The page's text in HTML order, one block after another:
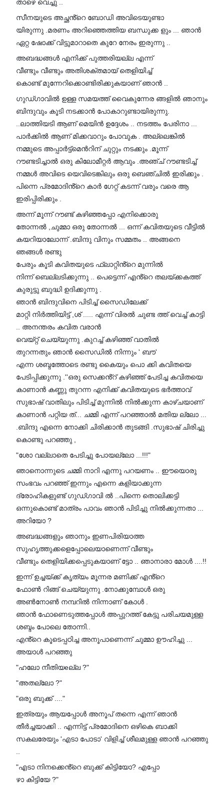
താഴെ വെച്ചു ..
സീനയുടെ അച്ഛൻ്റെ ബോഡി അവിടെയുണ്ടാ
യിരുന്നു .മരണം അറിഞ്ഞെത്തിയ ബന്ധുക്ക ളും ... ഞാൻ
ഏറ്റ ഷോക്ക് വിട്ടുമാറാതെ കുറേ നേരം ഇരുന്നു ..
അബദ്ധങ്ങൾ എനിക്ക് പുത്തരിയല്ല എന്ന്
വീണ്ടും വീണ്ടും അതിശക്തമായ് തെളിയിച്ച്
കൊണ്ട് മുന്നേറിക്കൊണ്ടിരിക്കുകയാണ് ഞാൻ ..
ഗുഡ്ഗാവിൽ ഉള്ള സമയത്ത് വൈകുന്നേര ങ്ങളിൽ ഞാനും
ബിന്ദുവും കൂടി നടക്കാൻ പോകാറുണ്ടായിരുന്നു.
..ലാത്തിയടി ആണ് മെയിൻ ഉദ്ദേശം .. നടത്തം പേരിനാ ...
പാർക്കിൽ ആണ് മിക്കവാറും പോവുക . അല്ലെങ്കിൽ
നമ്മുടെ അപ്പാർട്ട്മെൻറിന് ചുറ്റും നടക്കും .മൂന്ന്
റൗണ്ടടിച്ചാൽ ഒരു കിലോമീറ്റർ ആവും .അഞ്ച് റൗണ്ടടിച്ച്
നമ്മൾ അവിടെ യെവിടെങ്കിലും ഒരു ബെഞ്ചിൽ ഇരിക്കും .
പിന്നെ പ്രമോദിൻ്റെ കാർ ഗേറ്റ് കടന്ന് വരും വരെ ആ
ഇരിപ്പിരിക്കും .
അന്ന് മൂന്ന് റൗണ്ട് കഴിഞ്ഞപ്പോ എനിക്കൊരു
തോന്നൽ ,ചുമ്മാ ഒരു തോന്നൽ ... ഒന്ന് കവിതയുടെ വീട്ടിൽ
കയറിയാലോന്ന് .ബിന്ദു വിനും സമ്മതം .. അങ്ങനെ
ഞങ്ങൾ രണ്ടു
പേരും കൂടി കവിതയുടെ ഫ്ലാറ്റിൻ്റെ മുന്നിൽ
നിന്ന് ബെല്ലടിക്കുന്നു .. പെട്ടെന്ന് എൻ്റെ തലയ്ക്കകത്ത്
കുരുട്ടു ബുദ്ധി ഉദിക്കുന്നു .
ഞാൻ ബിന്ദുവിനെ പിടിച്ച് സൈഡിലേക്ക്
മാറ്റി നിർത്തിയിട്ട് ,ശ് ..... എന്ന് വിരൽ ചുണ്ട ത്ത് വെച്ച് കാട്ടി
.. അനന്തരം കവിത വരാൻ
വെയ്റ്റ് ചെയ്യുന്നു .കുറച്ച് കഴിഞ്ഞ് വാതിൽ
തുറന്നതും ഞാൻ സൈഡിൽ നിന്നും ' ബൗ'
എന്ന ശബ്ദത്തോടെ രണ്ടു കൈയും പൊ ക്കി കവിതയെ
പേടിപ്പിക്കുന്നു .''ഒരു സെക്കൻ്റ് കഴിഞ്ഞ് പേടിച്ച കവിതയെ
കാണാൻ കണ്ണു തുറന്ന എനിക്ക് കവിതയുടെ ഭർത്താവ്
സുഭാഷ് വാതിലും പിടിച്ച് മുന്നിൽ നിൽക്കുന്ന കാഴ്ചയാണ്
കാണാൻ പറ്റിയ ത്... ചമ്മി എന്ന് പറഞ്ഞാൽ മതിയ ല്ലോ ...
.ബിന്ദു എന്നെ നോക്കി ചിരിക്കാൻ തുടങ്ങി .സുഭാഷ് ചിരിച്ചു
കൊണ്ടു പറഞ്ഞു ,
"ശോ വല്ലാതെ പേടിച്ചു പോയല്ലോ ...!!!"
ഞാനൊന്നുടെ ചമ്മി നാറി എന്നു പറയണം .. ഈയൊരു
സംഭവം പറഞ്ഞ് ഇന്നും എന്നെ കളിയാക്കുന്ന
ദ്രോഹികളുണ്ട് ഗുഡ്ഗാവി ൽ ..പിന്നെ തൊലിക്കട്ടി
ഒന്നുകൊണ്ട് മാത്രം പാവം ഞാൻ പിടിച്ചു നിൽക്കുന്നതാ ...
അറിയോ ?
അബദ്ധങ്ങളും ഞാനും ഇണപിരിയാത്ത
സുഹൃത്തുക്കളെപ്പോലെയാണെന്ന് വീണ്ടും
വീണ്ടും തെളിയിക്കപ്പെടുകയാണ് ട്ടോ .. ഞാനാരാ മോൾ ....!!
ഇന്ന് ഉച്ചയ്ക്ക് കൃത്യം മൂന്നര മണിക്ക് എൻ്റെ
ഫോൺ റിങ്ങ് ചെയ്യുന്നു .നോക്കുമ്പോൾ ഒരു
അൺനോൺ നമ്പറിൽ നിന്നാണ് കോൾ .
ഞാൻ ഫോണെടുത്തപ്പോൾ അപ്പുറത്ത് കേട്ടു പരിചയമുള്ള
ശബ്ദം പോലെ തോന്നി..
എൻ്റെ കൂടെപ്പഠിച്ച അനൂപാണെന്ന് ചുമ്മാ ഊഹിച്ചു ...
അയാൾ പറഞ്ഞു
"ഹലോ നീതിയeല്ല ?"
"അതല്ലോ ?"
"ഒരു ബുക്ക് ...."
ഇത്രയും ആയപ്പോൾ അനൂപ് തന്നെ എന്ന് ഞാൻ
തീർച്ചയാക്കി .. എന്നിട്ട് പ്രമോദിനെ ഒഴികെ ബാക്കി
സകലരേയും 'എടാ പോടാ' വിളിച്ച് ശീലമുള്ള ഞാൻ പറഞ്ഞു
"എടാ നിനക്കെൻ്റെ ബുക്ക് കിട്ടിയോ? എപ്പോ
ഴാ കിട്ടിയേ ?"